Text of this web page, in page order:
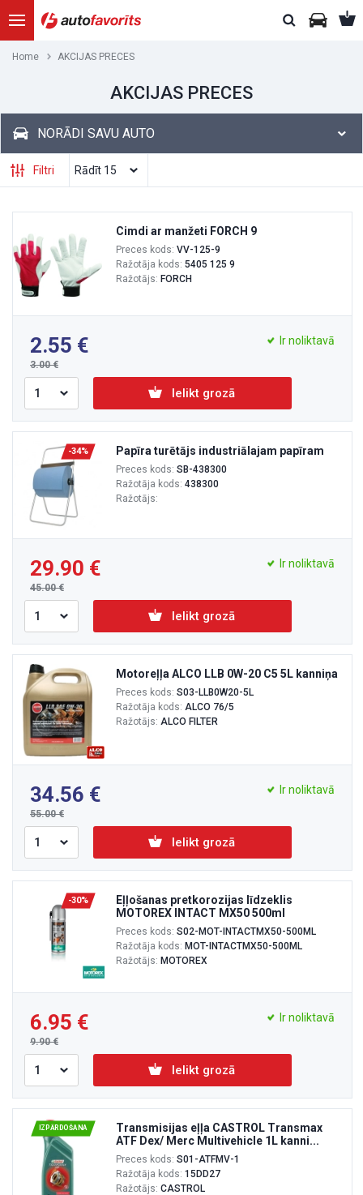
Home AKCIJAS PRECES
AKCIJAS PRECES
NORĀDI SAVU AUTO
Filtri
Cimdi ar manžeti FORCH 9
Preces kods: VV-125-9
Ražotāja kods: 5405 125 9
Ražotājs: FORCH
2.55
3.00
Ir noliktavā
Ielikt grozā
-34% Papīra turētājs industriālajam papīram
Preces kods: SB-438300
Ražotāja kods: 438300
Ražotājs:
29.90
45.00
Ir noliktavā
Ielikt grozā
Motoreļļa ALCO LLB 0W-20 C5 5L kanniņa
Preces kods: S03-LLB0W20-5L
Ražotāja kods: ALCO 76/5
Ražotājs: ALCO FILTER
34.56
55.00
Ir noliktavā
Ielikt grozā
-30%
Eļļošanas pretkorozijas līdzeklis
MOTOREX INTACT MX50 500ml
Preces kods: S02-MOT-INTACTMX50-500ML
Ražotāja kods: MOT-INTACTMX50-500ML
Ražotājs: MOTOREX
6.95
9.90
Ir noliktavā
Ielikt grozā
IZPĀRDOŠANA
Transmisijas eļļa CASTROL Transmax
ATF Dex/ Merc Multivehicle 1L kanni...
Preces kods: S01-ATFMV-1
Ražotāja kods: 15DD27
Ražotājs: CASTROL